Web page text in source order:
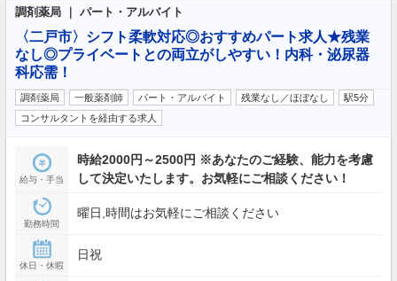
調剤薬局 ｜ パート・アルバイト
〈二戸市〉シフト柔軟対応◎おすすめパート求人★残業
なし◎プライベートとの両立がしやすい！内科・泌尿器
科応需！
調剤薬局 一般薬剤師 パート・アルバイト 残業なし／ほぼなし
駅5分
コンサルタントを経由する求人
給与・手当
時給2000円～2500円 ※あなたのご経験、能力を考慮
して決定いたします。お気軽にご相談ください！
勤務時間
曜日,時間はお気軽にご相談ください
休日・休暇
日祝